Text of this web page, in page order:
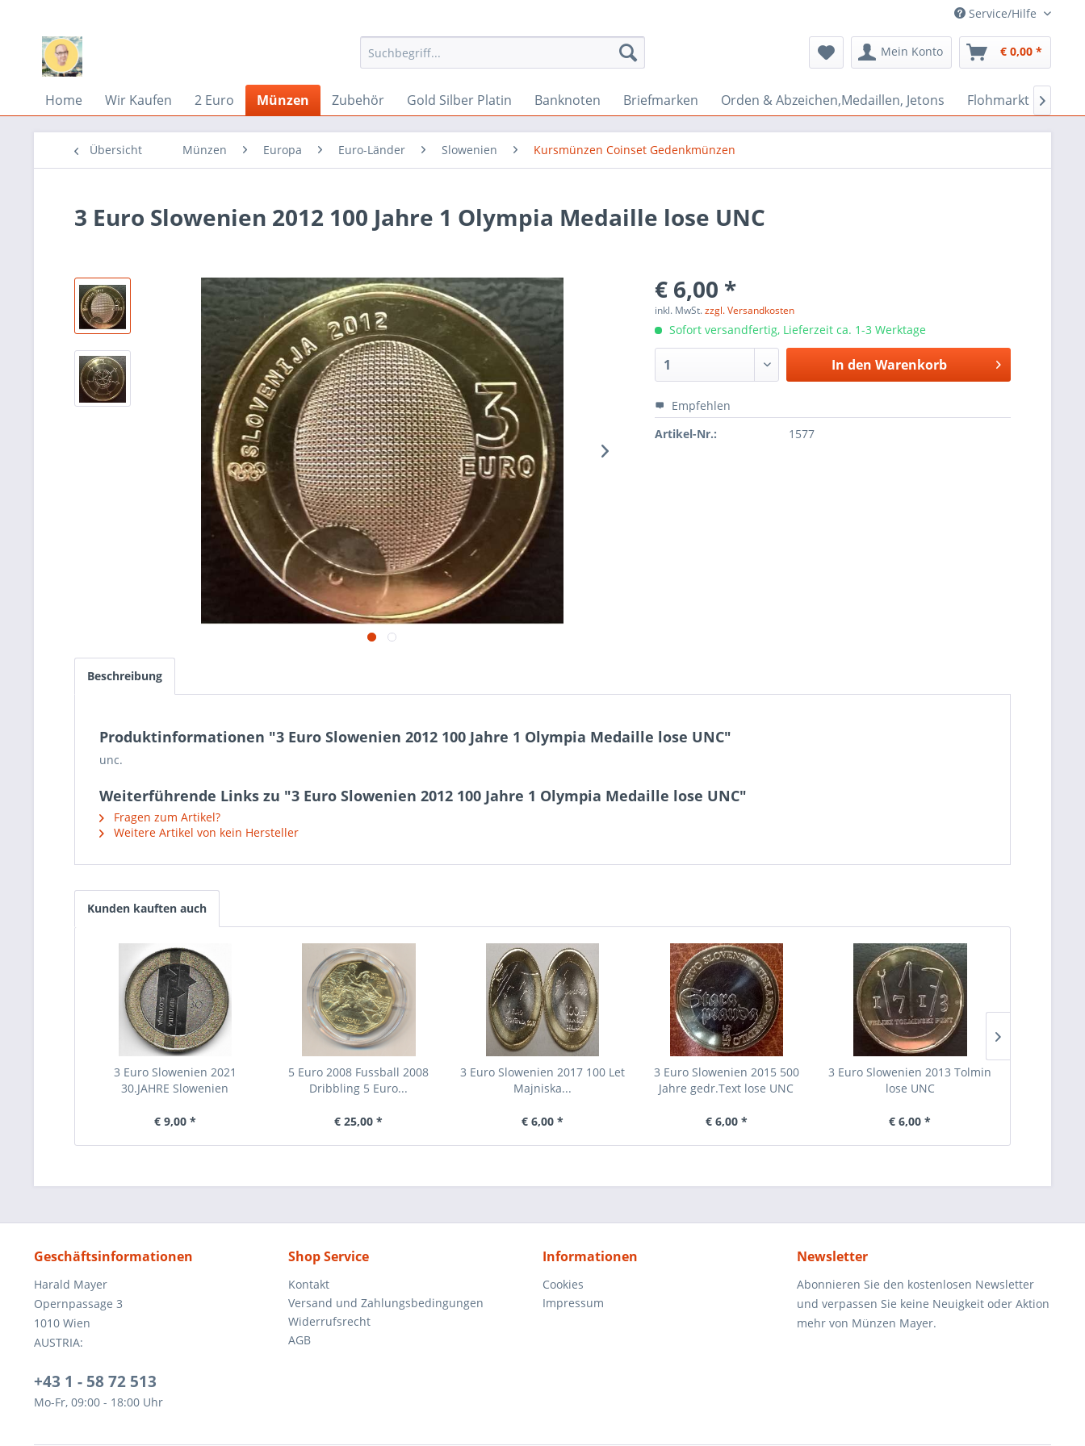
Service/Hilfe
Mein Konto € 0,00 *
Home Wir Kaufen 2 Euro Münzen Zubehör Gold Silber Platin Banknoten Briefmarken Orden & Abzeichen,Medaillen, Jetons Flohmarkt Bazar

Übersicht Münzen Europa Euro-Länder Slowenien Kursmünzen Coinset Gedenkmünzen
3 Euro Slowenien 2012 100 Jahre 1 Olympia Medaille lose UNC
€ 6,00 *
inkl. MwSt.zzgl. Versandkosten
Sofort versandfertig, Lieferzeit ca. 1-3 Werktage
In den Warenkorb
Empfehlen
Artikel-Nr.:
1577
Beschreibung
Produktinformationen "3 Euro Slowenien 2012 100 Jahre 1 Olympia Medaille lose UNC"
unc.
Weiterführende Links zu "3 Euro Slowenien 2012 100 Jahre 1 Olympia Medaille lose UNC"
Fragen zum Artikel?
Weitere Artikel von kein Hersteller
Kunden kauften auch
3 Euro Slowenien 2021
30.JAHRE Slowenien
€ 9,00 *
5 Euro 2008 Fussball 2008
Dribbling 5 Euro...
€ 25,00 *
3 Euro Slowenien 2017 100 Let
Majniska...
€ 6,00 *
3 Euro Slowenien 2015 500
Jahre gedr.Text lose UNC
€ 6,00 *
3 Euro Slowenien 2013 Tolmin
lose UNC
€ 6,00 *
Geschäftsinformationen
Harald Mayer
Opernpassage 3
1010 Wien
AUSTRIA:
+43 1 - 58 72 513
Mo-Fr, 09:00 - 18:00 Uhr
Shop Service
Kontakt
Versand und Zahlungsbedingungen
Widerrufsrecht
AGB
Informationen
Cookies
Impressum
Newsletter
Abonnieren Sie den kostenlosen Newsletter
und verpassen Sie keine Neuigkeit oder Aktion
mehr von Münzen Mayer.